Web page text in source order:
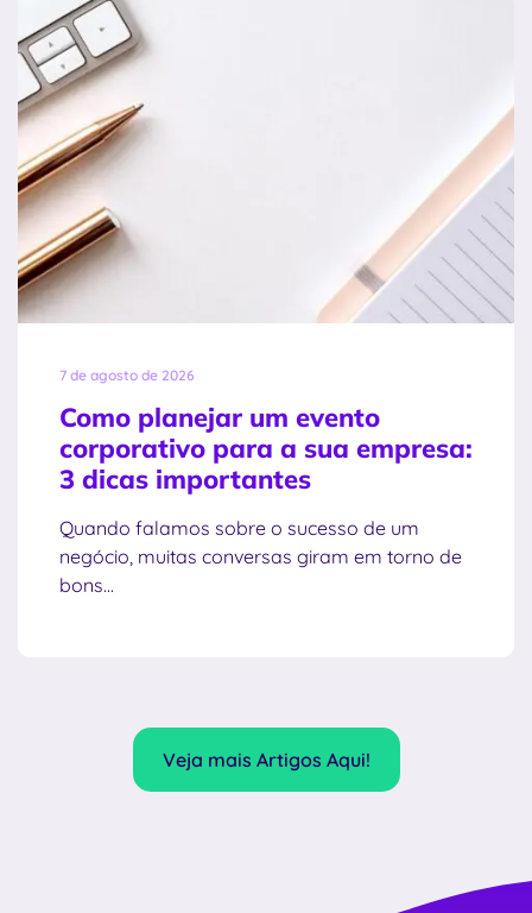
7 de agosto de 2026
Como planejar um evento
corporativo para a sua empresa:
3 dicas importantes
Quando falamos sobre o sucesso de um
negócio, muitas conversas giram em torno de
bons...
Veja mais Artigos Aqui!